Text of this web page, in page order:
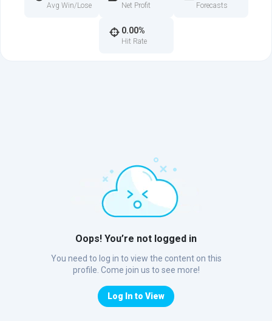
Oops! You’re not logged in
You need to log in to view the content on this
profile. Come join us to see more!
Log In to View
Avg Win/Lose Net Profit Forecasts
0.00%
Hit Rate